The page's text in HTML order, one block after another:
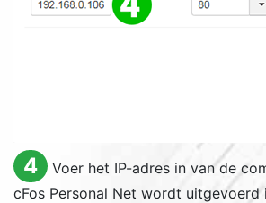
4
Voer het IP-adres in van de
cFos Personal Net wordt uitgevoerd